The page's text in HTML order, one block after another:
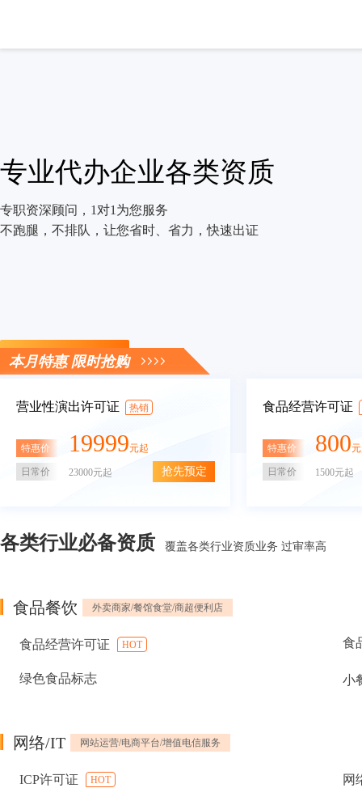
专业代办企业各类资质
专职资深顾问，1对1为您服务
不跑腿，不排队，让您省时、省力，快速出证
立即咨询
本月特惠 限时抢购
营业性演出许可证 热销
特惠价 19999元起
日常价 23000元起 抢先预定
食品经营许可证
特惠价 800
日常价 1500元起
各类行业必备资质 覆盖各类行业资质业务 过审率高
食品餐饮 外卖商家/餐馆食堂/商超便利店
食品经营许可证 HOT 食
绿色食品标志 小
网络/IT 网站运营/电商平台/增值电信服务
ICP许可证 HOT 网